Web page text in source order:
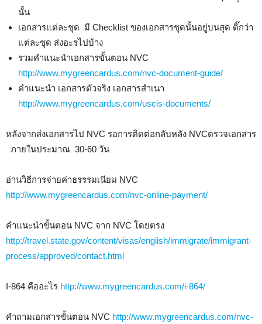
นั้น
เอกสารแต่ละชุด มี Checklist ของเอกสารชุดนั้นอยู่บนสุด ติ๊กว่า
แต่ละชุด ส่งอะรไปบ้าง
รวมคำแนะนำเอกสารขั้นตอน NVC
http://www.mygreencardus.com/nvc-document-guide/
คำแนะนำ เอกสารตัวจริง เอกสารสำเนา
http://www.mygreencardus.com/uscis-documents/
หลังจากส่งเอกสารไป NVC รอการติดต่อกลับหลัง NVCตรวจเอกสาร
ภายในประมาณ 30-60 วัน
อ่านวิธีการจ่ายค่าธรรรมเนียม NVC
http://www.mygreencardus.com/nvc-online-payment/
คำแนะนำขั้นตอน NVC จาก NVC โดยตรง
http://travel.state.gov/content/visas/english/immigrate/immigrant-
process/approved/contact.html
I-864 คืออะไร http://www.mygreencardus.com/i-864/
คำถามเอกสารขั้นตอน NVC http://www.mygreencardus.com/nvc-